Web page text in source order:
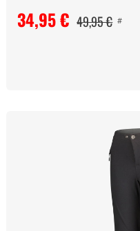
34,95 € 49,95 € #